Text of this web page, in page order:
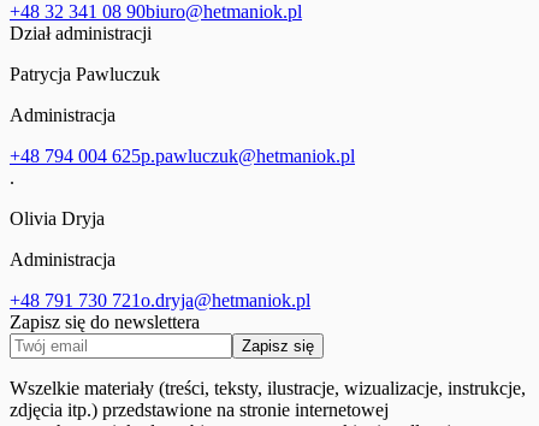
+48 32 341 08 90biuro@hetmaniok.pl
Dział administracji
Patrycja Pawluczuk
Administracja
+48 794 004 625p.pawluczuk@hetmaniok.pl
.
Olivia Dryja
Administracja
+48 791 730 721o.dryja@hetmaniok.pl
Zapisz się do newslettera
Zapisz się
Wszelkie materiały (treści, teksty, ilustracje, wizualizacje, instrukcje,
zdjęcia itp.) przedstawione na stronie internetowej